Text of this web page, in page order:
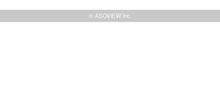
© ASOVIEW Inc.